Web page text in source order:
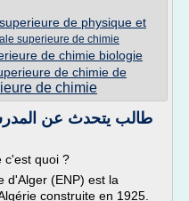
de physique et
superieure de chimie
de chimie biologie
de chimie de
de chimie
طالب يتحدث عن
c'est quoi ?
(ENP) est la
construite en 1925.